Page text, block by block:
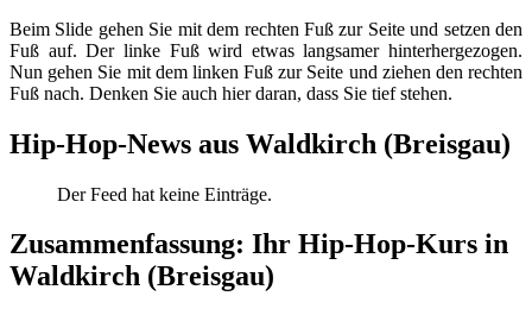
Beim Slide gehen Sie mit dem rechten Fuß zur Seite und setzen den
Fuß auf. Der linke Fuß wird etwas langsamer hinterhergezogen.
Nun gehen Sie mit dem linken Fuß zur Seite und ziehen den rechten
Fuß nach. Denken Sie auch hier daran, dass Sie tief stehen.
Hip-Hop-News aus Waldkirch (Breisgau)
Der Feed hat keine Einträge.
Zusammenfassung: Ihr Hip-Hop-Kurs in
Waldkirch (Breisgau)